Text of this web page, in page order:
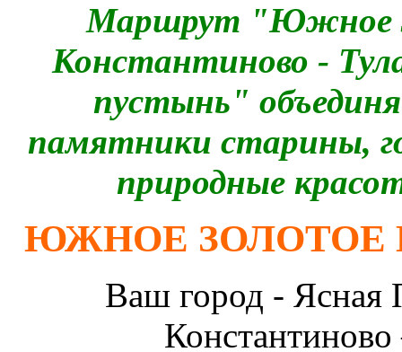
Маршрут "Южное
Константиново -
пустынь"
памятники старины,
природные
ЮЖНОЕ ЗОЛОТОЕ
Ваш город - Ясная